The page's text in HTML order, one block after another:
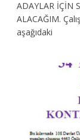
ADAYLAR İÇİN
ALACAĞIM.
aşağıdaki